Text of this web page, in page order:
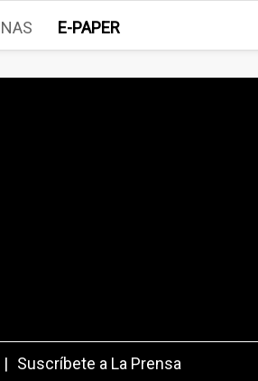
E-PAPER
| Suscríbete a La Prensa